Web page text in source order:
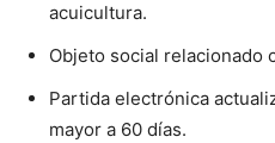
acuicultura.
Objeto social relacionado
Partida electrónica
mayor a 60 días.